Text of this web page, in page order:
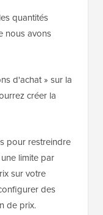
quantités
nous avons
d'achat » sur la
créer la
pour restreindre
limite par
sur votre
des
de prix.